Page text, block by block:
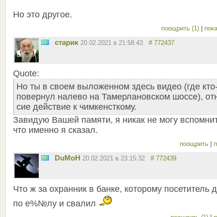
Но это другое.
поощрить (1)
старик 20.02.2021 в 21:58:43 # 772437
Quote:
Но ты в своем выложенном здесь видео (где
повернул налево на Тамерлановском шоссе),
сие действие к чимкенсткому.
Завидую Вашей памяти, я никак не могу
что именно я сказал.
поощрить
DuMoH 20.02.2021 в 23:15:32 # 772439
Что ж за охранник в банке, которому посетитель
по е%№лу и свалил